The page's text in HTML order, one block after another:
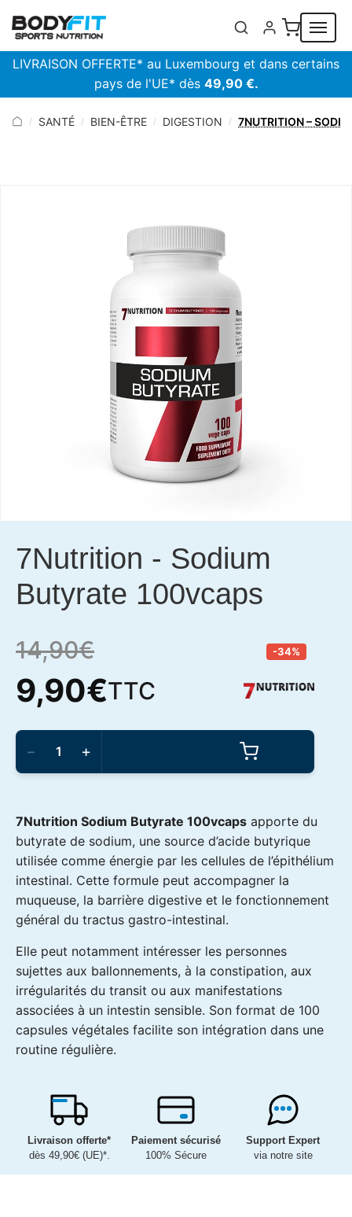
LIVRAISON OFFERTE* au Luxembourg et dans certains
pays de l'UE* dès 49,90 €.
/ SANTÉ / BIEN-ÊTRE / DIGESTION / 7NUTRITION –
7Nutrition - Sodium
Butyrate 100vcaps
14,90€ -34%
9,90€
Le
prix
initial
était :
14,90€.
Le
prix
actuel
est :
9,90€.
TTC
quantité
de
7Nutrition
-
− +
7Nutrition Sodium Butyrate 100vcaps apporte du
butyrate de sodium, une source d’acide butyrique
utilisée comme énergie par les cellules de l’épithélium
intestinal. Cette formule peut accompagner la
muqueuse, la barrière digestive et le fonctionnement
général du tractus gastro-intestinal.
Elle peut notamment intéresser les personnes
sujettes aux ballonnements, à la constipation, aux
irrégularités du transit ou aux manifestations
associées à un intestin sensible. Son format de 100
capsules végétales facilite son intégration dans une
routine régulière.
Livraison offerte*
dès 49,90€ (UE)*.
Paiement sécurisé
100% Sécure
Support Expert
via notre site